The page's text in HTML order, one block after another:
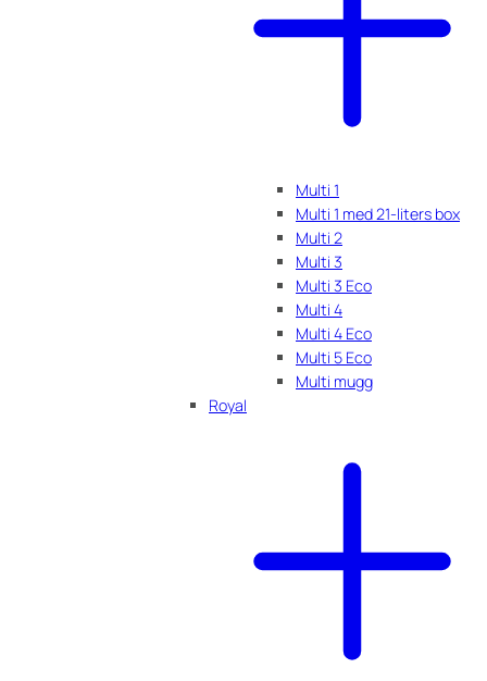
Multi 1
Multi 1 med 21-liters box
Multi 2
Multi 3
Multi 3 Eco
Multi 4
Multi 4 Eco
Multi 5 Eco
Multi mugg
Royal